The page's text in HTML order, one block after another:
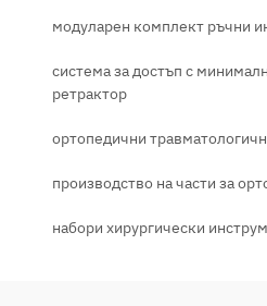
модуларен комплект ръчни
система за достъп с
ретрактор
ортопедични
производство на части за
набори хирургически